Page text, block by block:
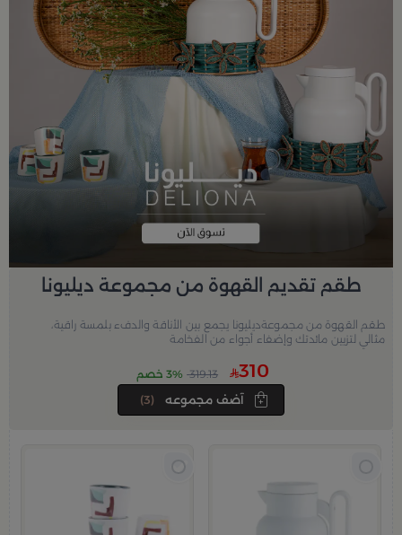
طقم تقديم القهوة من مجموعة ديليونا
طقم القهوة من مجموعةديليونا يجمع بين الأناقة والدفء بلمسة راقية،
مثالي لتزيين مائدتك وإضفاء أجواء من الفخامة
310
319.13 3% خصم
(3)